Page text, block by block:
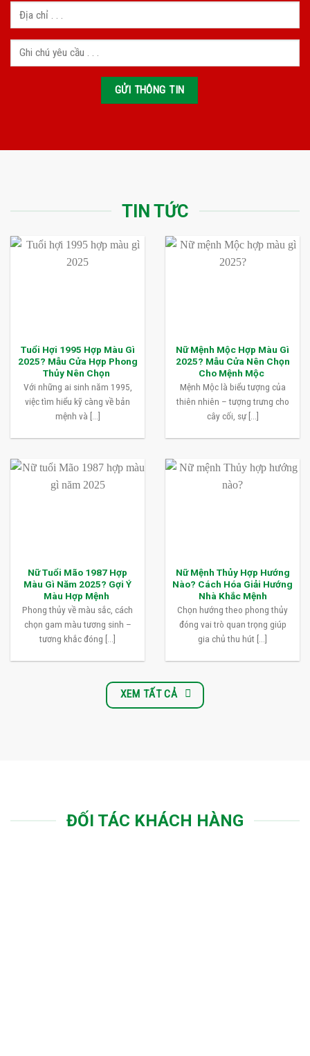
TIN TỨC
Tuổi Hợi 1995 Hợp Màu Gì
2025? Mẫu Cửa Hợp Phong
Thủy Nên Chọn
Với những ai sinh năm 1995,
việc tìm hiểu kỹ càng về bản
mệnh và [...]
Nữ Mệnh Mộc Hợp Màu Gì
2025? Mẫu Cửa Nên Chọn
Cho Mệnh Mộc
Mệnh Mộc là biểu tượng của
thiên nhiên – tượng trưng cho
cây cối, sự [...]
Nữ Tuổi Mão 1987 Hợp
Màu Gì Năm 2025? Gợi Ý
Màu Hợp Mệnh
Phong thủy về màu sắc, cách
chọn gam màu tương sinh –
tương khắc đóng [...]
Nữ Mệnh Thủy Hợp Hướng
Nào? Cách Hóa Giải Hướng
Nhà Khắc Mệnh
Chọn hướng theo phong thủy
đóng vai trò quan trọng giúp
gia chủ thu hút [...]
XEM TẤT CẢ
ĐỐI TÁC KHÁCH HÀNG